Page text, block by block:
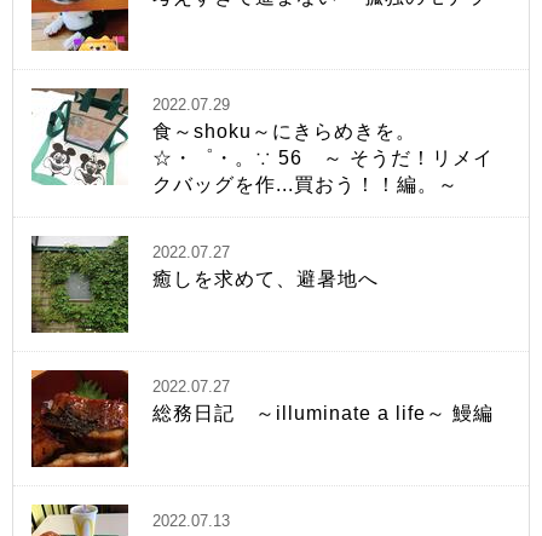
2022.07.29
食～shoku～にきらめきを。
☆・゜・。∵ 56 ～ そうだ！リメイ
クバッグを作...買おう！！編。～
2022.07.27
癒しを求めて、避暑地へ
2022.07.27
総務日記 ～illuminate a life～ 鰻編
2022.07.13